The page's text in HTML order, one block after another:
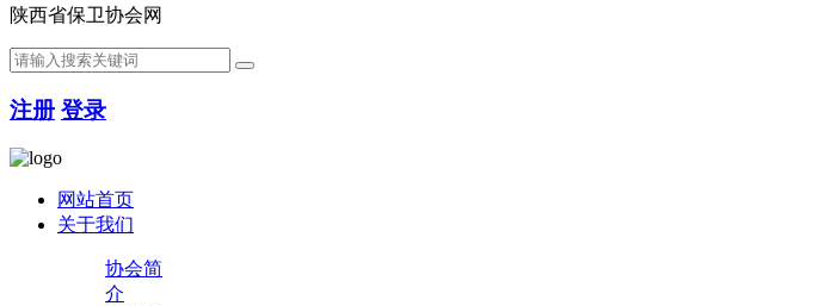
陕西省保卫协会网
注册 登录
网站首页
关于我们
协会简
介